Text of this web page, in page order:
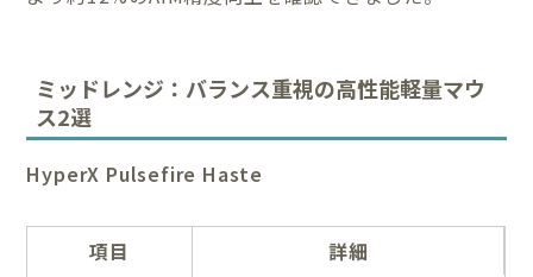
ミッドレンジ：バランス重視の高性能軽量マウ
ス2選
HyperX Pulsefire Haste
項目 詳細